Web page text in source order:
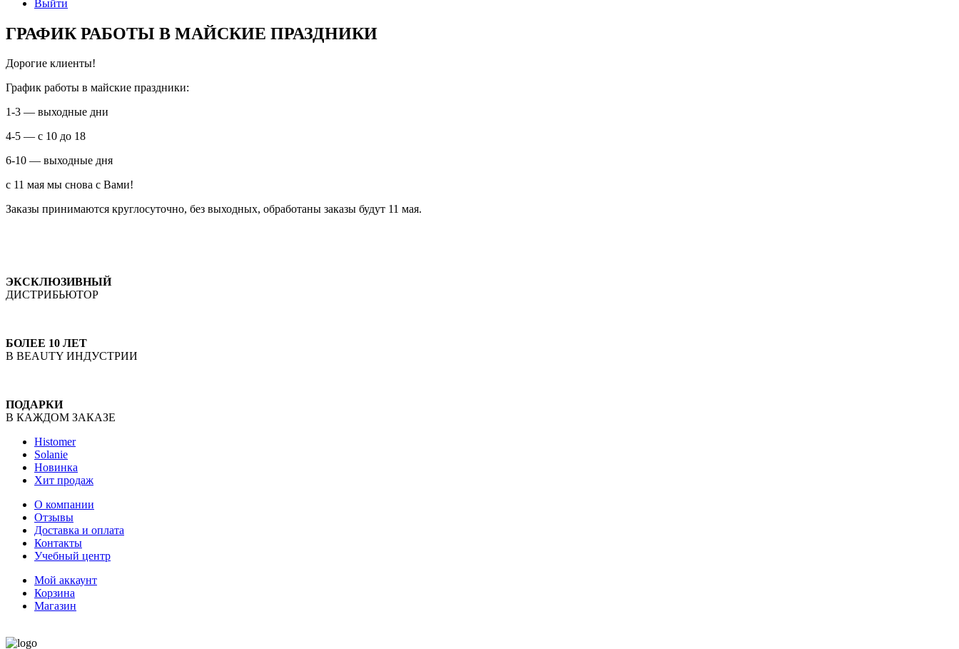
Выйти
ГРАФИК РАБОТЫ В МАЙСКИЕ ПРАЗДНИКИ
Дорогие клиенты!
График работы в майские праздники:
1-3 — выходные дни
4-5 — с 10 до 18
6-10 — выходные дня
с 11 мая мы снова с Вами!
Заказы принимаются круглосуточно, без выходных, обработаны заказы будут 11 мая.
ЭКСКЛЮЗИВНЫЙ
ДИСТРИБЬЮТОР
БОЛЕЕ 10 ЛЕТ
В BEAUTY ИНДУСТРИИ
ПОДАРКИ
В КАЖДОМ ЗАКАЗЕ
Histomer
Solanie
Новинка
Хит продаж
О компании
Отзывы
Доставка и оплата
Контакты
Учебный центр
Мой аккаунт
Корзина
Магазин